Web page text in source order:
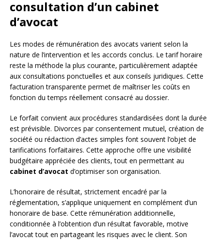
consultation d’un cabinet
d’avocat
Les modes de rémunération des avocats varient selon la
nature de l’intervention et les accords conclus. Le tarif horaire
reste la méthode la plus courante, particulièrement adaptée
aux consultations ponctuelles et aux conseils juridiques. Cette
facturation transparente permet de maîtriser les coûts en
fonction du temps réellement consacré au dossier.
Le forfait convient aux procédures standardisées dont la durée
est prévisible. Divorces par consentement mutuel, création de
société ou rédaction d’actes simples font souvent l’objet de
tarifications forfaitaires. Cette approche offre une visibilité
budgétaire appréciée des clients, tout en permettant au
cabinet d’avocat d’optimiser son organisation.
L’honoraire de résultat, strictement encadré par la
réglementation, s’applique uniquement en complément d’un
honoraire de base. Cette rémunération additionnelle,
conditionnée à l’obtention d’un résultat favorable, motive
l’avocat tout en partageant les risques avec le client. Son